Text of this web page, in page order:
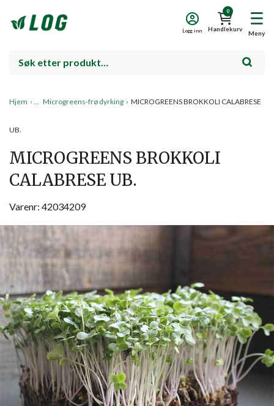
Meny
0
Handlekurv
Logg inn
Hjem › Microgreens-frø dyrking › MICROGREENS BROKKOLI CALABRESE
UB.
MICROGREENS BROKKOLI
CALABRESE UB.
Varenr: 42034209